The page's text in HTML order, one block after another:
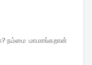
நம்மை மாமாங்கறான்